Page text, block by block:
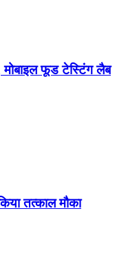
मोबाइल फूड टेस्टिंग लैब
तत्काल मौका